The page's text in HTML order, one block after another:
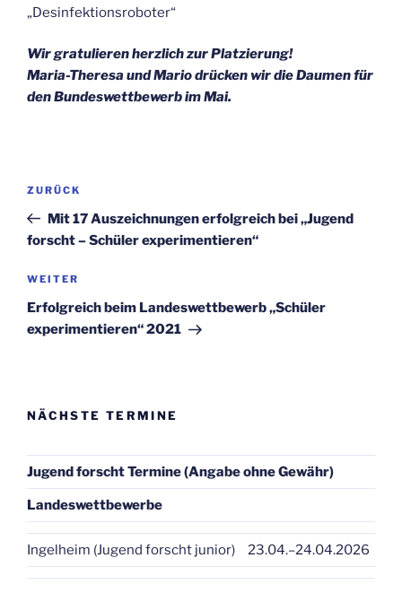
„Desinfektionsroboter“
Wir gratulieren herzlich zur Platzierung!
Maria-Theresa und Mario drücken wir die Daumen für
den Bundeswettbewerb im Mai.
Beitragsnavigation
Vorheriger
Beitrag
ZURÜCK
Mit 17 Auszeichnungen erfolgreich bei „Jugend
forscht – Schüler experimentieren“
Nächster
Beitrag
WEITER
Erfolgreich beim Landeswettbewerb „Schüler
experimentieren“ 2021
NÄCHSTE TERMINE
Jugend forscht Termine (Angabe ohne Gewähr)
Landeswettbewerbe
Ingelheim (Jugend forscht junior) 23.04.–24.04.2026